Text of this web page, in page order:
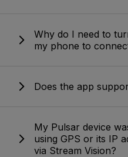
Why do I need to
my phone to
Does the app
My Pulsar device
using GPS or its IP
via Stream Vision?